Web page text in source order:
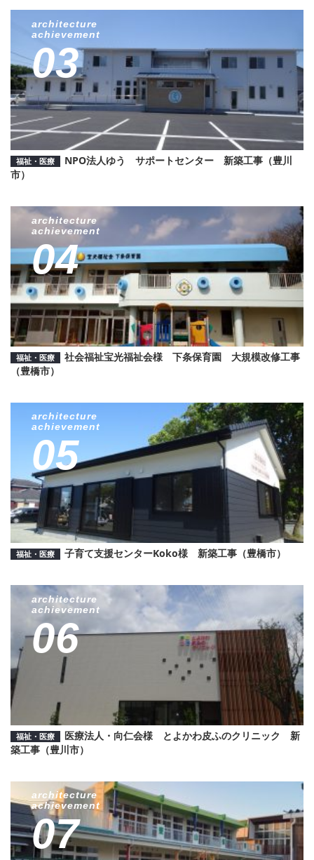
architecture
achievement
03
福祉・医療
NPO法人ゆう サポートセンター 新築工事（豊川
市）
architecture
achievement
04
福祉・医療
社会福祉宝光福祉会様 下条保育園 大規模改修工事
（豊橋市）
architecture
achievement
05
福祉・医療 子育て支援センターKoko様 新築工事（豊橋市）
architecture
achievement
06
福祉・医療
医療法人・向仁会様 とよかわ皮ふのクリニック 新
築工事（豊川市）
architecture
achievement
07